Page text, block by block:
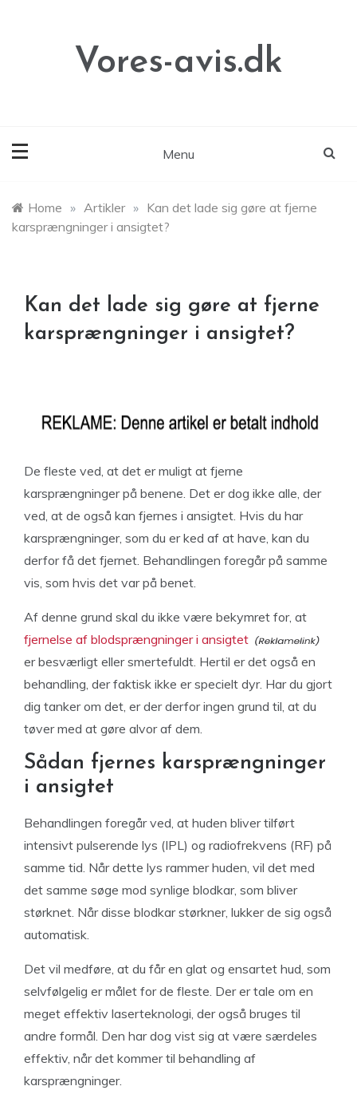
Vores-avis.dk
Menu
Home » Artikler » Kan det lade sig gøre at fjerne
karsprængninger i ansigtet?
Kan det lade sig gøre at fjerne
karsprængninger i ansigtet?
De fleste ved, at det er muligt at fjerne
karsprængninger på benene. Det er dog ikke alle, der
ved, at de også kan fjernes i ansigtet. Hvis du har
karsprængninger, som du er ked af at have, kan du
derfor få det fjernet. Behandlingen foregår på samme
vis, som hvis det var på benet.
Af denne grund skal du ikke være bekymret for, at
fjernelse af blodsprængninger i ansigtet
er besværligt eller smertefuldt. Hertil er det også en
behandling, der faktisk ikke er specielt dyr. Har du gjort
dig tanker om det, er der derfor ingen grund til, at du
tøver med at gøre alvor af dem.
Sådan fjernes karsprængninger
i ansigtet
Behandlingen foregår ved, at huden bliver tilført
intensivt pulserende lys (IPL) og radiofrekvens (RF) på
samme tid. Når dette lys rammer huden, vil det med
det samme søge mod synlige blodkar, som bliver
størknet. Når disse blodkar størkner, lukker de sig også
automatisk.
Det vil medføre, at du får en glat og ensartet hud, som
selvfølgelig er målet for de fleste. Der er tale om en
meget effektiv laserteknologi, der også bruges til
andre formål. Den har dog vist sig at være særdeles
effektiv, når det kommer til behandling af
karsprængninger.